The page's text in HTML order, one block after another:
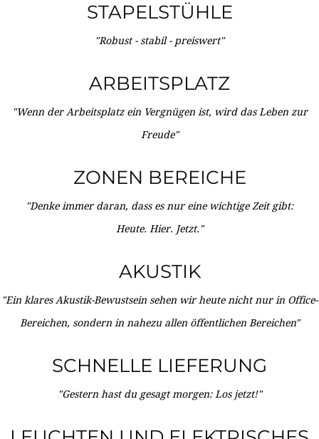
STAPELSTÜHLE
"Robust - stabil - preiswert"
ARBEITSPLATZ
"Wenn der Arbeitsplatz ein Vergnügen ist, wird das Leben zur
Freude"
ZONEN BEREICHE
"Denke immer daran, dass es nur eine wichtige Zeit gibt:
Heute. Hier. Jetzt."
AKUSTIK
"Ein klares Akustik-Bewustsein sehen wir heute nicht nur in Office-
Bereichen, sondern in nahezu allen öffentlichen Bereichen"
SCHNELLE LIEFERUNG
"Gestern hast du gesagt morgen: Los jetzt!"